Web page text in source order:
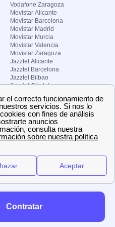
Vodafone Zaragoza
Movistar Alicante
Movistar Barcelona
Movistar Madrid
Movistar Murcia
Movistar Valencia
Movistar Zaragoza
Jazztel Alicante
Jazztel Barcelona
Jazztel Bilbao
Jazztel Córdoba
Jazztel Málaga
Jazztel Valencia
Jazztel Zaragoza
Nuestras ofertas de trabajo
Reino Unido
Contratar